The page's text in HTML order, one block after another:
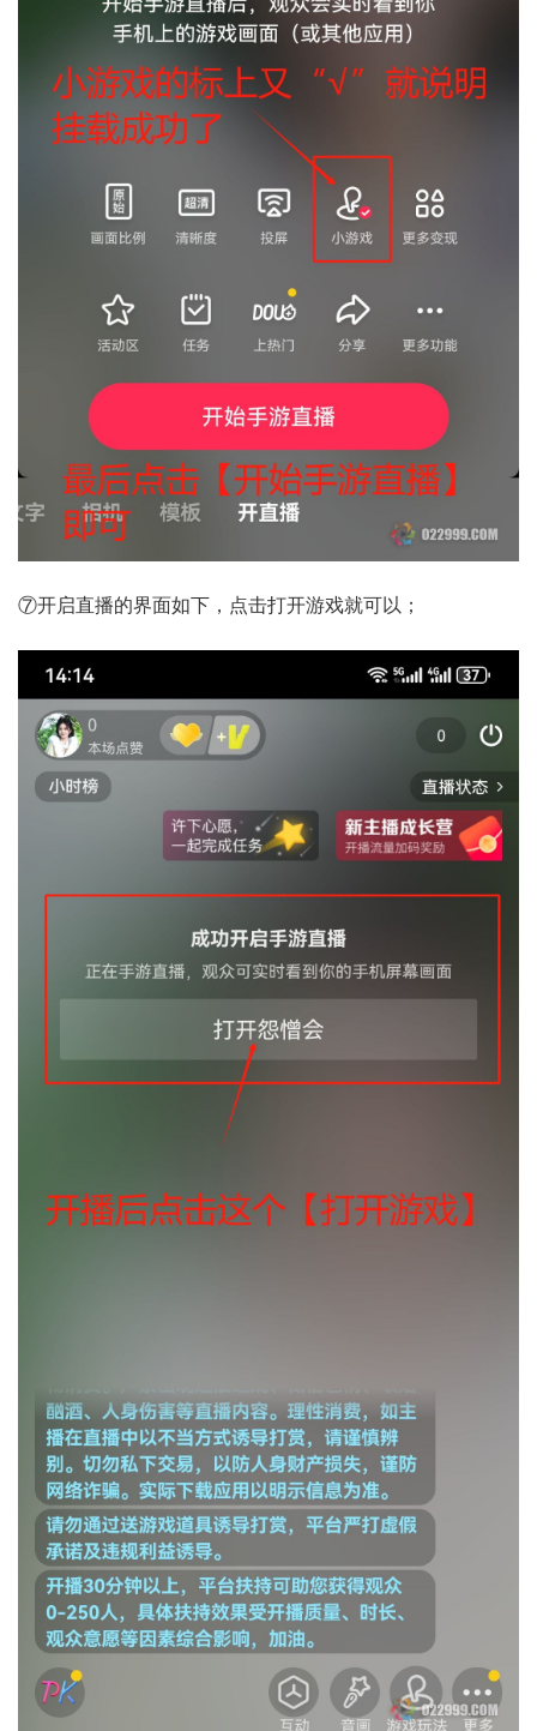
⑦开启直播的界面如下，点击打开游戏就可以；